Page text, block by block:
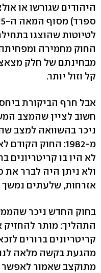
היהודים שגורשו או
לטיוטות שהוצגו
החוק מחמירה
מבחינתם של חלק
קל וזול יותר.
אבל חרף הביקורת
חשוב לציין שהמצב
ניכר בהשוואה למצב
מ-1982: החוק
לא היו בו קריטריונים
ולא ניתן היה לברר
אזרחות, שלעתים נמשך
בחוק החדש ניכר
התהליך: מותר להחזיק
קריטריונים ברורים
מהגעת בקשה מלאה
מתוקצב שאמור לאפשר